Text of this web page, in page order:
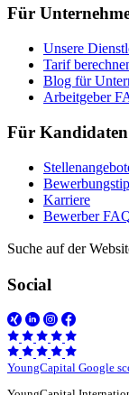
Für
Unsere
Tarif
Blog für
Arbeitgeber
Für Kandidaten
Karriere
Bewerber
Suche auf der
Social
YoungCapital Google